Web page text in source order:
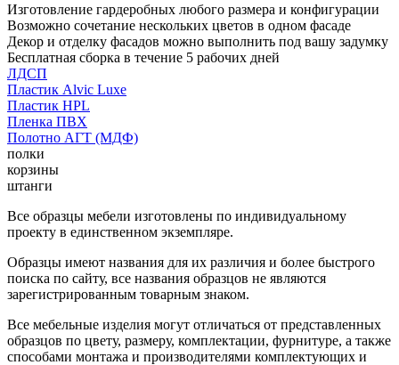
Изготовление гардеробных любого размера и конфигурации
Возможно сочетание нескольких цветов в одном фасаде
Декор и отделку фасадов можно выполнить под вашу задумку
Бесплатная сборка в течение 5 рабочих дней
ЛДСП
Пластик Alvic Luxe
Пластик HPL
Пленка ПВХ
Полотно АГТ (МДФ)
полки
корзины
штанги
Все образцы мебели изготовлены по индивидуальному
проекту в единственном экземпляре.
Образцы имеют названия для их различия и более быстрого
поиска по сайту, все названия образцов не являются
зарегистрированным товарным знаком.
Все мебельные изделия могут отличаться от представленных
образцов по цвету, размеру, комплектации, фурнитуре, а также
способами монтажа и производителями комплектующих и